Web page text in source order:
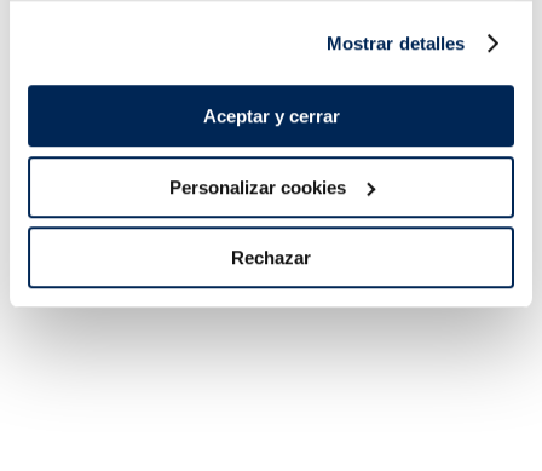
Mostrar detalles
Aceptar y cerrar
Personalizar cookies
Rechazar